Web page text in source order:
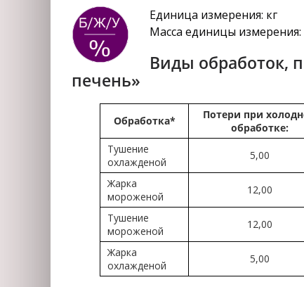
Единица измерения: кг
Масса единицы измерения:
Виды обработок,
печень»
Обработка*
Потери при
обработке:
Тушение
охлажденой
5,00
Жарка
мороженой
12,00
Тушение
мороженой
12,00
Жарка
охлажденой
5,00